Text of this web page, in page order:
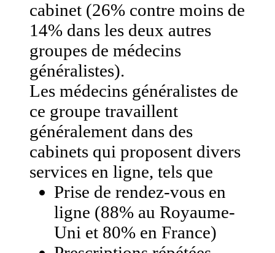
cabinet (26% contre moins de
14% dans les deux autres
groupes de médecins
généralistes).
Les médecins généralistes de
ce groupe travaillent
généralement dans des
cabinets qui proposent divers
services en ligne, tels que
Prise de rendez-vous en
ligne (88% au Royaume-
Uni et 80% en France)